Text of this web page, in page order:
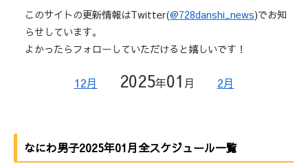
このサイトの更新情報はTwitter(@728danshi_news)でお知
らせしています。
よかったらフォローしていただけると嬉しいです！
12月 2025年01 月 2月
なにわ男子2025年01月全スケジュール一覧